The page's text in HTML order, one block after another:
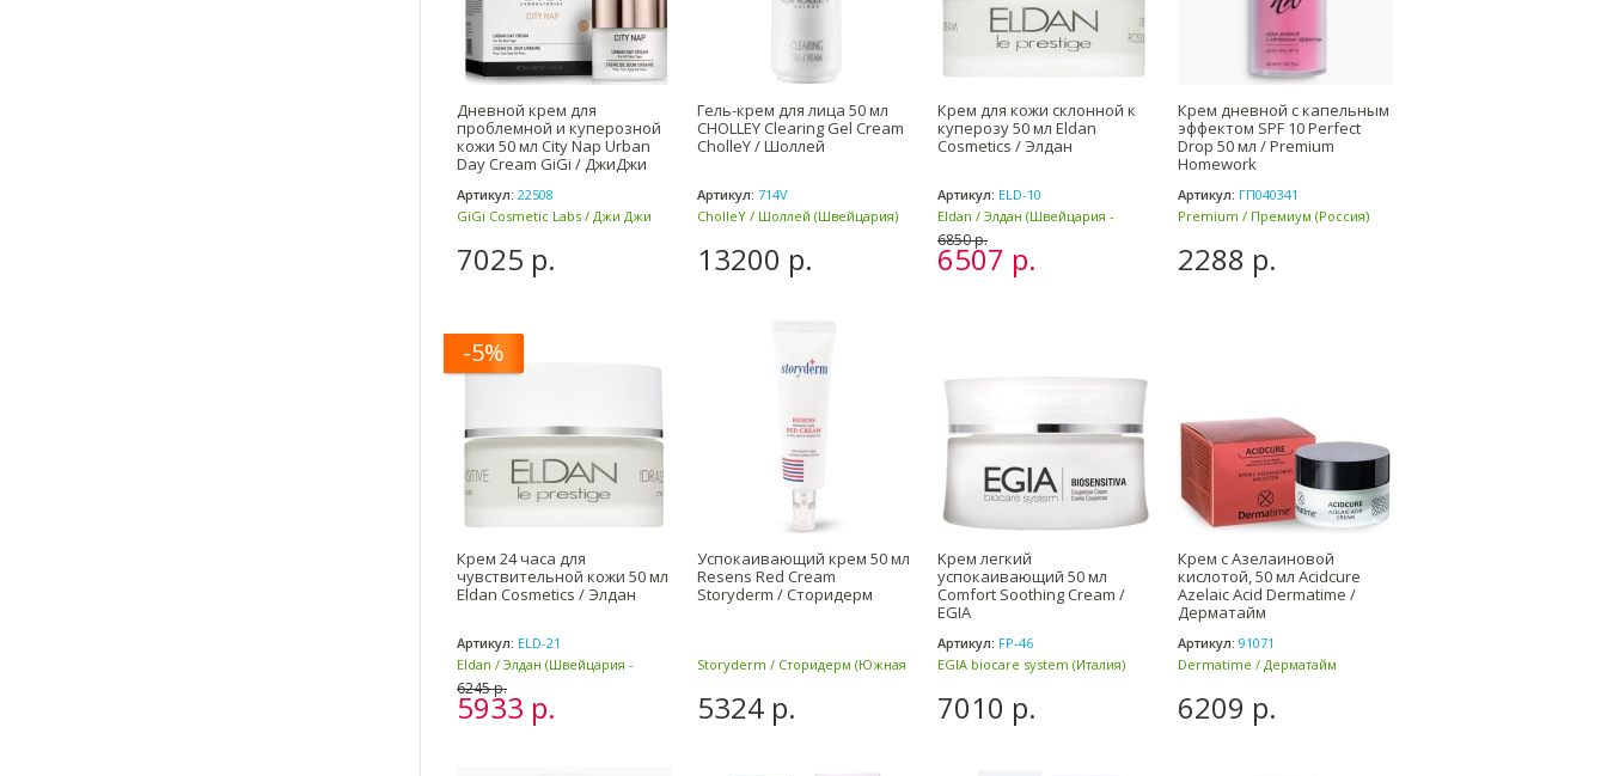
Дневной крем для
проблемной и куперозной
кожи 50 мл City Nap Urban
Day Cream GiGi / ДжиДжи
Артикул: 22508
GiGi Cosmetic Labs / Джи Джи
7025 р.
Гель-крем для лица 50 мл
CHOLLEY Clearing Gel Cream
CholleY / Шоллей
Артикул: 714V
CholleY / Шоллей (Швейцария)
13200 р.
Крем для кожи склонной к
куперозу 50 мл Eldan
Cosmetics / Элдан
Артикул: ELD-10
Eldan / Элдан (Швейцария -
Италия)
6850 р.
6507 р.
Крем дневной с капельным
эффектом SPF 10 Perfect
Drop 50 мл / Premium
Homework
Артикул: ГП040341
Premium / Премиум (Россия)
2288 р.
-5%
Крем 24 часа для
чувствительной кожи 50 мл
Eldan Cosmetics / Элдан
Артикул: ELD-21
Eldan / Элдан (Швейцария -
Италия)
6245 р.
5933 р.
Успокаивающий крем 50 мл
Resens Red Cream
Storyderm / Сторидерм
Storyderm / Сторидерм (Южная
5324 р.
Kрем легкий
успокаивающий 50 мл
Comfort Soothing Cream /
EGIA
Артикул: FP-46
EGIA biocare system (Италия)
7010 р.
Крем с Азелаиновой
кислотой, 50 мл Acidcure
Azelaic Acid Dermatime /
Дерматайм
Артикул: 91071
Dermatime / Дерматайм
6209 р.